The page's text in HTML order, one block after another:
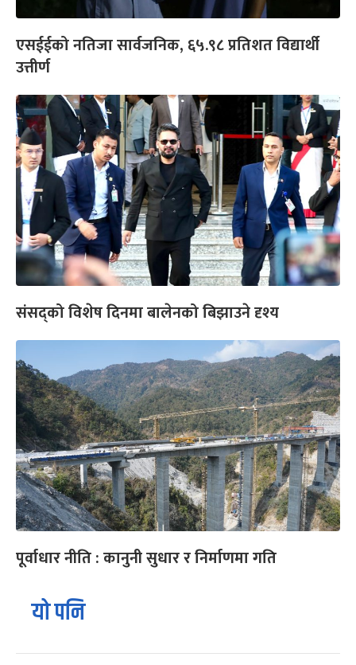
एसईईको नतिजा सार्वजनिक, ६५.९८ प्रतिशत विद्यार्थी
उत्तीर्ण
संसद्को विशेष दिनमा बालेनको बिझाउने दृश्य
पूर्वाधार नीति : कानुनी सुधार र निर्माणमा गति
यो पनि